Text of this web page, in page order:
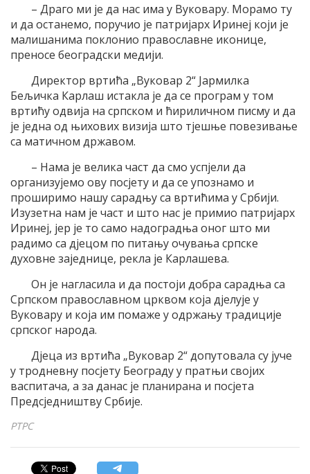
– Драго ми је да нас има у Вуковару. Морамо ту
и да останемо, поручио је патријарх Иринеј који је
малишанима поклонио православне иконице,
преносе београдски медији.
Директор вртића „Вуковар 2“ Јармилка
Бељичка Карлаш истакла је да се програм у том
вртићу одвија на српском и ћириличном писму и да
је једна од њихових визија што тјешње повезивање
са матичном државом.
– Нама је велика част да смо успјели да
организујемо ову посјету и да се упознамо и
проширимо нашу сарадњу са вртићима у Србији.
Изузетна нам је част и што нас је примио патријарх
Иринеј, јер је то само надоградња оног што ми
радимо са дјецом по питању очувања српске
духовне заједнице, рекла је Карлашева.
Он је нагласила и да постоји добра сарадња са
Српском православном црквом која дјелује у
Вуковару и која им помаже у одржању традиције
српског народа.
Дјеца из вртића „Вуковар 2“ допутовала су јуче
у тродневну посјету Београду у пратњи својих
васпитача, а за данас је планирана и посјета
Предсједништву Србије.
РТРС